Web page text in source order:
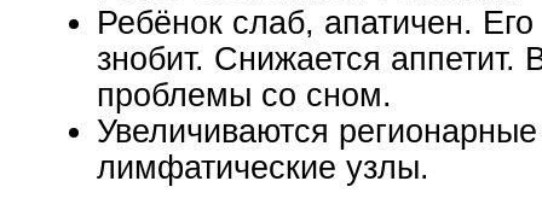
Ребёнок слаб, апатичен.
знобит. Снижается аппетит.
проблемы со сном.
Увеличиваются регионарные
лимфатические узлы.